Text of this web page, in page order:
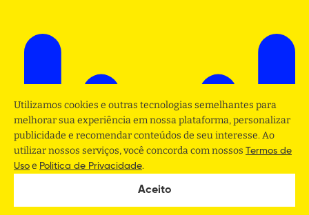
Utilizamos cookies e outras tecnologias semelhantes para
melhorar sua experiência em nossa plataforma, personalizar
publicidade e recomendar conteúdos de seu interesse. Ao
utilizar nossos serviços, você concorda com nossos Termos de
Uso e Politica de Privacidade.
Aceito